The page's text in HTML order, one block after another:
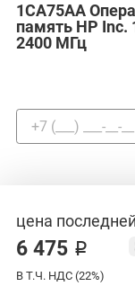
1CA75AA
память HP Inc.
2400 МГц
цена
6 475 ₽
В Т.Ч. НДС (22%)